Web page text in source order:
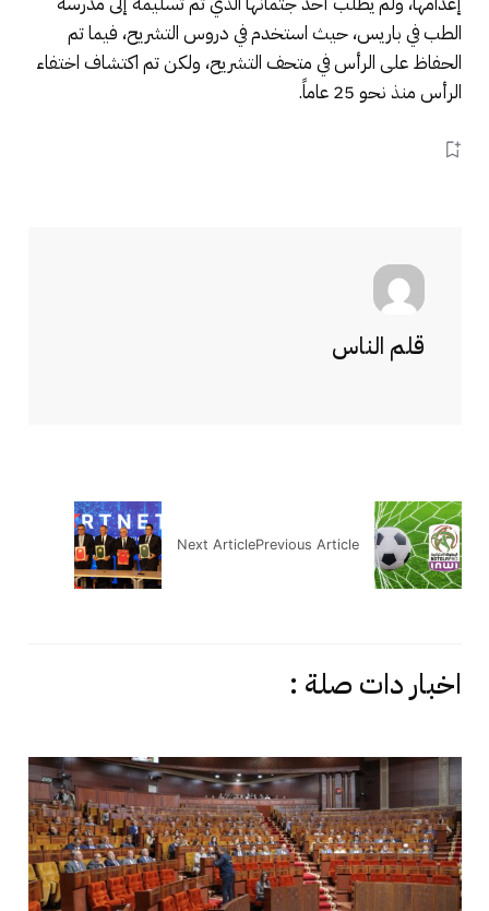
الطب في باريس، حيث استخدم في دروس التشريح، فيما تم
الحفاظ على الرأس في متحف التشريح، ولكن تم اكتشاف اختفاء
الرأس منذ نحو 25 عاماً.
قلم الناس
Previous Article
Next Article
اخبار دات صلة :